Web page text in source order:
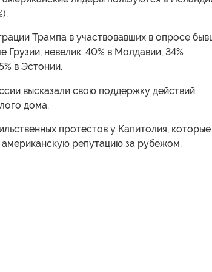
Трампа в участвовавших в опросе
Грузии, невелик: 40% в Молдавии, 34%
в Эстонии.
высказали свою поддержку действий
дома.
протестов у Капитолия, которые
американскую репутацию за рубежом.